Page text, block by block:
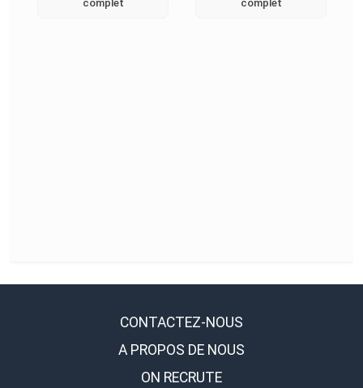
complet
complet
CONTACTEZ-NOUS
A PROPOS DE NOUS
ON RECRUTE